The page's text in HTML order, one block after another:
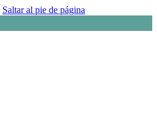
Saltar al pie de página